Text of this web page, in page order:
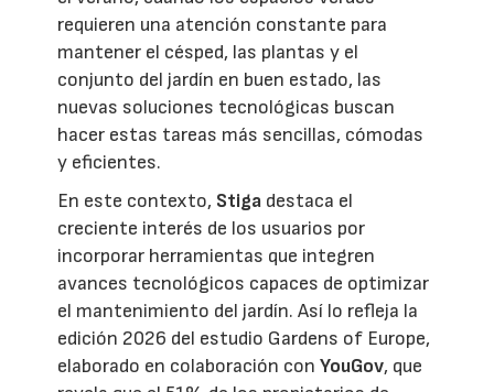
requieren una atención constante para
mantener el césped, las plantas y el
conjunto del jardín en buen estado, las
nuevas soluciones tecnológicas buscan
hacer estas tareas más sencillas, cómodas
y eficientes.
En este contexto, Stiga destaca el
creciente interés de los usuarios por
incorporar herramientas que integren
avances tecnológicos capaces de optimizar
el mantenimiento del jardín. Así lo refleja la
edición 2026 del estudio Gardens of Europe,
elaborado en colaboración conYouGov, que